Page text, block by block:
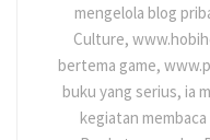
mengelola blog
Culture,
bertema game,
buku yang serius, ia
kegiatan